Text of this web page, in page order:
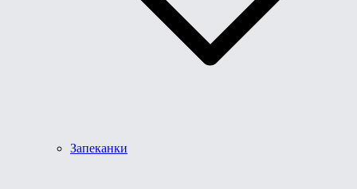
Запеканки